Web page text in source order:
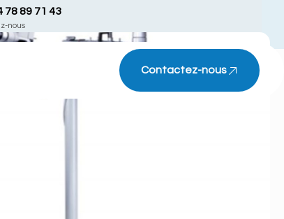
78 89 71 43
nous
Contactez-nous